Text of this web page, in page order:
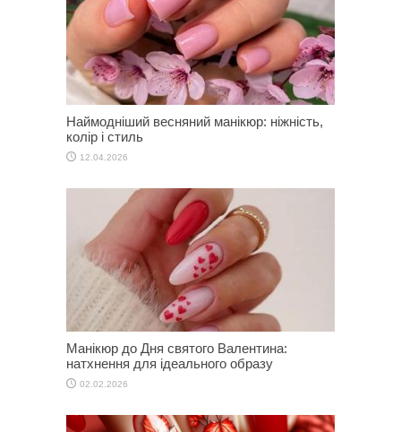
Наймодніший весняний манікюр: ніжність,
колір і стиль
12.04.2026
Манікюр до Дня святого Валентина:
натхнення для ідеального образу
02.02.2026